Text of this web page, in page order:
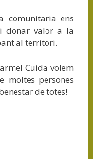
comunitaria ens
donar valor a la
al territori.
Cuida volem
moltes persones
de totes!